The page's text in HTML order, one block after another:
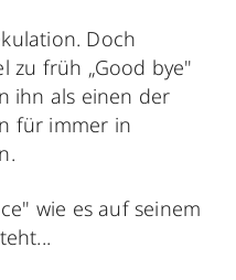
Doch
zu früh „Good bye"
ihn als einen der
für immer in
wie es auf seinem